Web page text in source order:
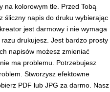
na kolorowym tle. Przed Tobą
śliczny napis do druku wybierając
jest darmowy i nie wymaga
drukujesz. Jest bardzo prosty
napisów możesz zmieniać
ma problemu. Potrzebujesz
Stworzysz efektowne
PDF lub JPG za darmo. Nasz